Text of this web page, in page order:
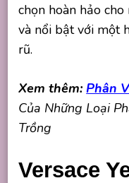
chọn hoàn hảo
và nổi bật với một
rũ.
Xem thêm: Phân
Của Những Loại
Trồng
Versace